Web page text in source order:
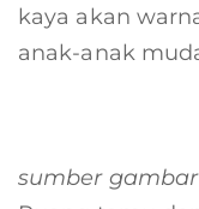
kaya akan
anak-anak
sumber